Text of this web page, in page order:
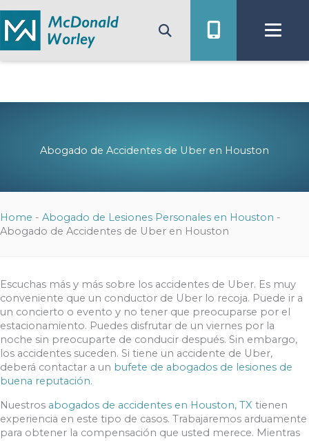
al
contenido
Abogado de Accidentes de Uber en Houston
Home - Abogado de Lesiones Personales en Houston -
Abogado de Accidentes de Uber en Houston
Escuchas más y más sobre los accidentes de Uber. Es muy
conveniente que un conductor de Uber lo recoja. Puede ir a
un concierto o evento y no tener que preocuparse por el
estacionamiento. Puedes disfrutar de un viernes por la
noche sin preocuparte de conducir después. Sin embargo,
los accidentes suceden. Si tiene un accidente de Uber,
deberá contactar a un bufete de abogados de lesiones de
buena reputación.
Nuestros abogados de accidentes en Houston, TX tienen
experiencia en este tipo de casos. Trabajaremos arduamente
para obtener la compensación que usted merece. Mientras